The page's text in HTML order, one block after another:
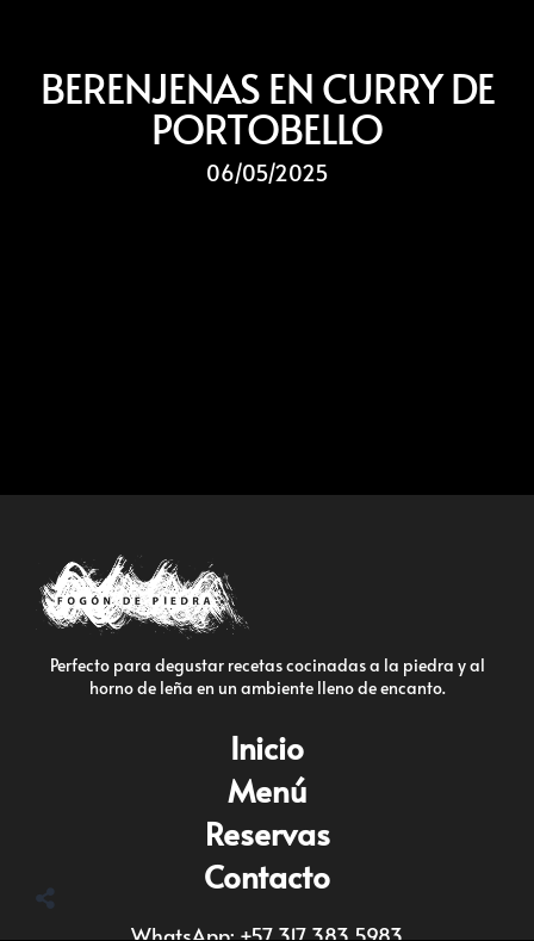
BERENJENAS EN CURRY DE
PORTOBELLO
06/05/2025
Perfecto para degustar recetas cocinadas a la piedra y al
horno de leña en un ambiente lleno de encanto.
Inicio
Menú
Reservas
Contacto